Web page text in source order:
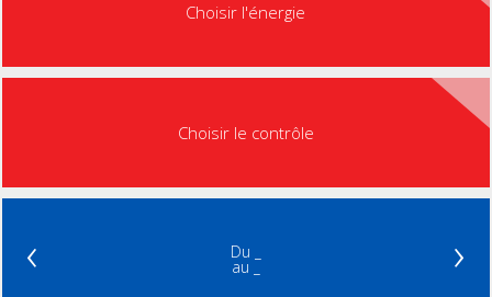
Choisir l'énergie
Choisir le contrôle
‹ Du _
au _ ›